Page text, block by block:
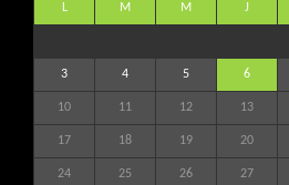
L M M J
3 4 5 6
10 11 12 13
17 18 19 20
24 25 26 27